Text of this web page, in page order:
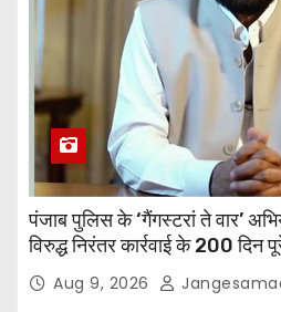
पंजाब पुलिस के ‘गैंगस्टरां ते वार’
विरुद्ध निरंतर कार्रवाई के 200
अधिक छापेमारियाँ कीं, 1,532 घोषित
Aug 9, 2026